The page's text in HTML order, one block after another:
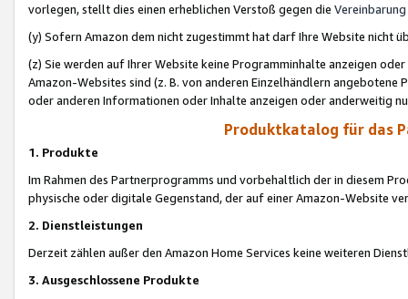
vorlegen, stellt dies einen erheblichen Verstoß gegen die Vereinbarung
(y) Sofern Amazon dem nicht zugestimmt hat darf Ihre Website nicht
(z) Sie werden auf Ihrer Website keine Programminhalte anzeigen
Amazon-Websites sind (z. B. von anderen Einzelhändlern
oder anderen Informationen oder Inhalte anzeigen oder anderweitig
Produktkatalog für das
1. Produkte
Im Rahmen des Partnerprogramms und vorbehaltlich der in diesem
physische oder digitale Gegenstand, der auf einer Amazon-Website
2. Dienstleistungen
Derzeit zählen außer den Amazon Home Services keine weiteren
3. Ausgeschlossene Produkte